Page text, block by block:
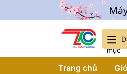
mục
Trang chủ